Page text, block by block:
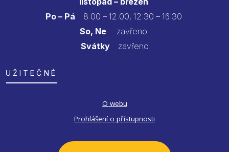
Po – Pá 8:00 – 12:00, 12:30 – 16:30
So, Ne zavřeno
Svátkyzavřeno
UŽITEČNÉ
O webu
Prohlášení o přístupnosti